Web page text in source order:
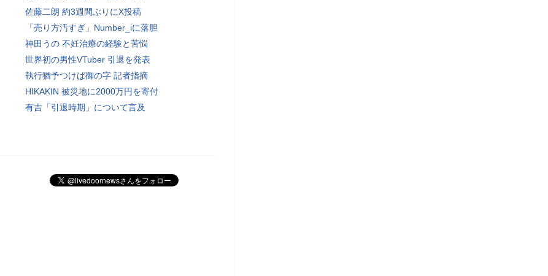
佐藤二朗 約3週間ぶりにX投稿
「売り方汚すぎ」Number_iに落胆
神田うの 不妊治療の経験と苦悩
世界初の男性VTuber 引退を発表
執行猶予つけば御の字 記者指摘
HIKAKIN 被災地に2000万円を寄付
有吉「引退時期」について言及